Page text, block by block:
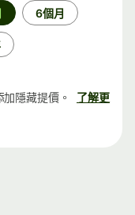
6個月
隱藏提價。
了解更